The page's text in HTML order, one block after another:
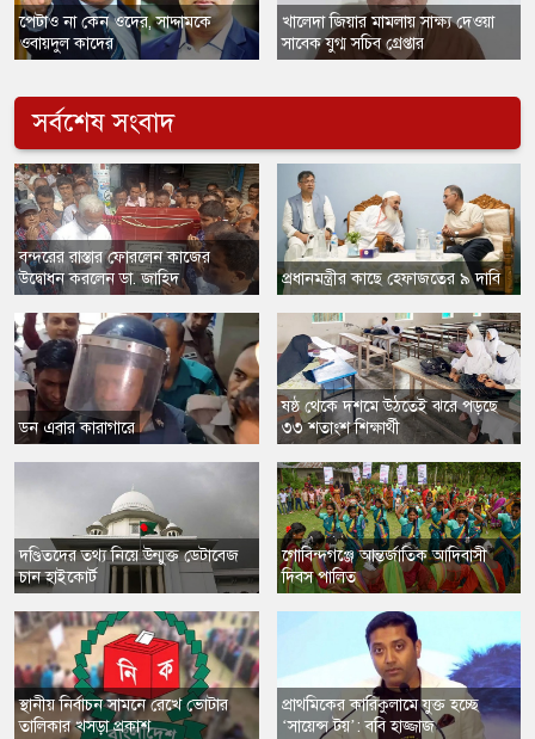
​পেটাও না কেন ওদের, সাদ্দামকে
ওবায়দুল কাদের
​খালেদা জিয়ার মামলায় সাক্ষ্য দেওয়া
সাবেক যুগ্ম সচিব গ্রেপ্তার
সর্বশেষ সংবাদ
​বন্দরের রাস্তার ফোরলেন কাজের
উদ্বোধন করলেন ডা. জাহিদ
ডন এবার কারাগারে
​দণ্ডিতদের তথ্য নিয়ে উন্মুক্ত ডেটাবেজ
চান হাইকোর্ট
স্থানীয় নির্বাচন সামনে রেখে ভোটার
তালিকার খসড়া প্রকাশ
প্রধানমন্ত্রীর কাছে হেফাজতের ৯ দাবি
ষষ্ঠ থেকে দশমে উঠতেই ঝরে পড়ছে
৩৩ শতাংশ শিক্ষার্থী
​গোবিন্দগঞ্জে আন্তর্জাতিক আদিবাসী
দিবস পালিত
​প্রাথমিকের কারিকুলামে যুক্ত হচ্ছে
‘সায়েন্স টয়’: ববি হাজ্জাজ